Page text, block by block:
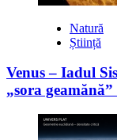
Natură
Știință
Venus – Iadul
„sora